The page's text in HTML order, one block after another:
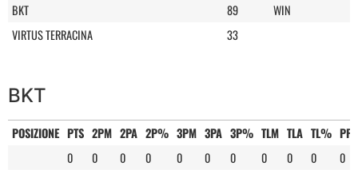
BKT
89
WIN
VIRTUS TERRACINA
33
BKT
POSIZIONE PTS 2PM 2PA 2P% 3PM 3PA 3P% TLM TLA TL% PF
0
0 0 0 0 0 0 0 0 0 0